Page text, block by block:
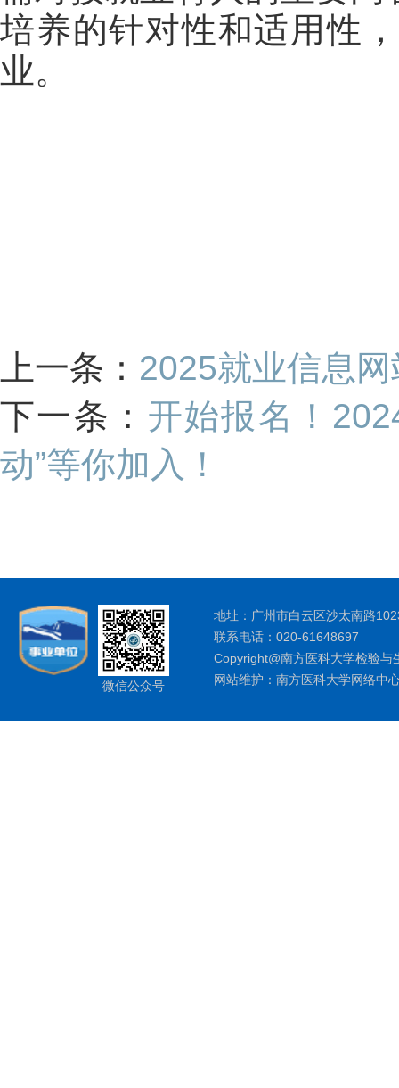
培养的针对性和适用性
业。
上一条： 2025就业信息网
下一条： 开始报名！
动”等你加入！
微信公众号
地址：广州市白云区沙太南路
联系电话：020-61648697
Copyright@南方医科大学检验
网站维护：南方医科大学网络中